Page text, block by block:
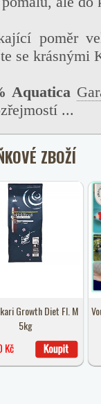
poměr
se krásnými
Aquatica
...
ZBOŽÍ
Growth Diet Fl. M
5kg
Kč